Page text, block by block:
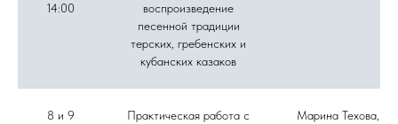
14:00
воспроизведение
песенной традиции
терских, гребенских и
кубанских казаков
8 и 9
Практическая работа с
Марина Техова,